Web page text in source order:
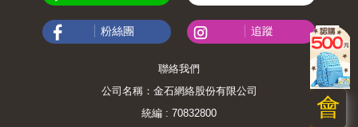
會
粉絲團 追蹤
聯絡我們
公司名稱：金石網絡股份有限公司
統編 : 70832800